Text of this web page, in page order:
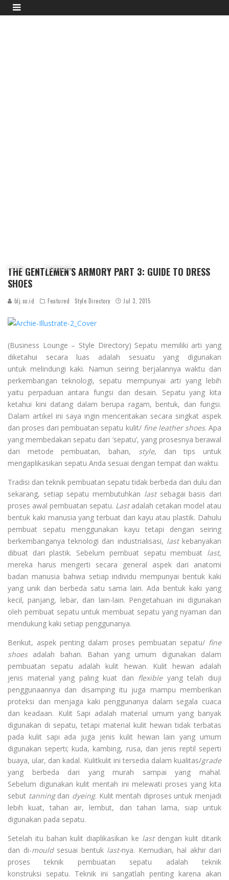
Home Featured
THE GENTLEMEN’S ARMORY PART 3: GUIDE TO DRESS
SHOES
blj.co.id Featured Style Directory Jul 3, 2015
(Business Lounge – Style Directory) Sepatu memiliki arti yang
diketahui secara luas adalah sesuatu yang digunakan
untuk melindungi kaki. Namun seiring berjalannya waktu dan
perkembangan teknologi, sepatu mempunyai arti yang lebih
yaitu perpaduan antara fungsi dan desain. Sepatu yang kita
ketahui kini datang dalam berupa ragam, bentuk, dan fungsi.
Dalam artikel ini saya ingin menceritakan secara singkat aspek
dan proses dari pembuatan sepatu kulit/ fine leather shoes. Apa
yang membedakan sepatu dari ‘sepatu’, yang prosesnya berawal
dari metode pembuatan, bahan, style, dan tips untuk
mengaplikasikan sepatu Anda sesuai dengan tempat dan waktu.
Tradisi dan teknik pembuatan sepatu tidak berbeda dari dulu dan
sekarang, setiap sepatu membutuhkan lastsebagai basis dari
proses awal pembuatan sepatu. Lastadalah cetakan model atau
bentuk kaki manusia yang terbuat dari kayu atau plastik. Dahulu
pembuat sepatu menggunakan kayu tetapi dengan seiring
berkembanganya teknologi dan industrialisasi, lastkebanyakan
dibuat dari plastik. Sebelum pembuat sepatu membuat last,
mereka harus mengerti secara general aspek dari anatomi
badan manusia bahwa setiap individu mempunyai bentuk kaki
yang unik dan berbeda satu sama lain. Ada bentuk kaki yang
kecil, panjang, lebar, dan lain-lain. Pengetahuan ini digunakan
oleh pembuat sepatu untuk membuat sepatu yang nyaman dan
mendukung kaki setiap penggunanya.
Berikut, aspek penting dalam proses pembuatan sepatu/ fine
shoesadalah bahan. Bahan yang umum digunakan dalam
pembuatan sepatu adalah kulit hewan. Kulit hewan adalah
jenis material yang paling kuat dan flexibleyang telah diuji
penggunaannya dan disamping itu juga mampu memberikan
proteksi dan menjaga kaki penggunanya dalam segala cuaca
dan keadaan. Kulit Sapi adalah material umum yang banyak
digunakan di sepatu, tetapi material kulit hewan tidak terbatas
pada kulit sapi ada juga jenis kulit hewan lain yang umum
digunakan seperti; kuda, kambing, rusa, dan jenis reptil seperti
buaya, ular, dan kadal. Kulitkulit ini tersedia dalam kualitas/grade
yang berbeda dari yang murah sampai yang mahal.
Sebelum digunakan kulit mentah ini melewati proses yang kita
sebut tanningdan dyeing. Kulit mentah diproses untuk menjadi
lebih kuat, tahan air, lembut, dan tahan lama, siap untuk
digunakan pada sepatu.
Setelah itu bahan kulit diaplikasikan ke last dengan kulit ditarik
dan di-mouldsesuai bentuk last-nya. Kemudian, hal akhir dari
proses teknik pembuatan sepatu adalah teknik
konstruksi sepatu. Teknik ini sangatlah penting karena akan